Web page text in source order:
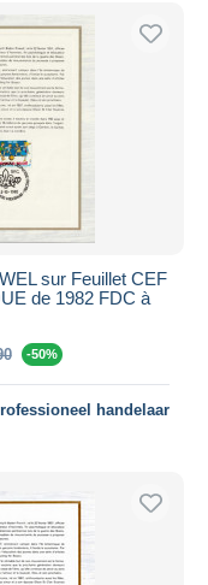
sur Feuillet CEF
de 1982 FDC à
-50%
handelaar